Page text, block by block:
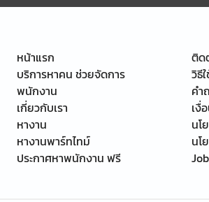
หน้าแรก
บริการหาคน ช่วยจัดการ
พนักงาน
เกี่ยวกับเรา
หางาน
หางานพาร์ทไทม์
ประกาศหาพนักงาน ฟรี
ติด
วิธี
คำ
เงื่
นโ
นโ